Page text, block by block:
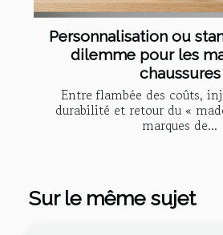
Personnalisation ou
dilemme pour les
chaussures
Entre flambée des coûts,
durabilité et retour du «
marques de...
Sur le même sujet